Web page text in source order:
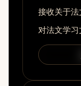
接收关于
对法文学